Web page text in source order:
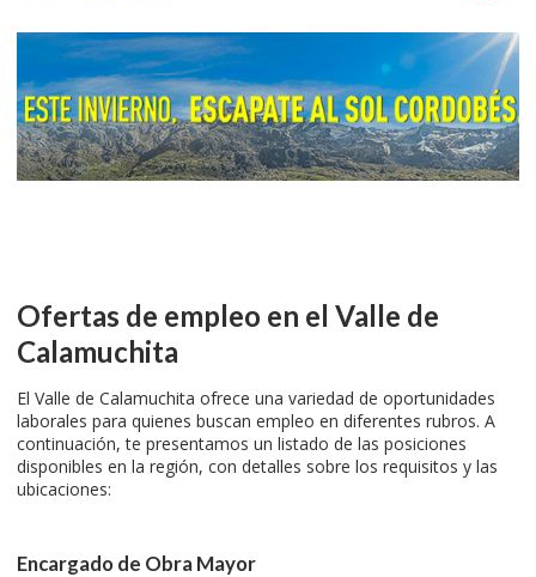
Ofertas de empleo en el Valle de
Calamuchita
El Valle de Calamuchita ofrece una variedad de oportunidades
laborales para quienes buscan empleo en diferentes rubros. A
continuación, te presentamos un listado de las posiciones
disponibles en la región, con detalles sobre los requisitos y las
ubicaciones:
Encargado de Obra Mayor